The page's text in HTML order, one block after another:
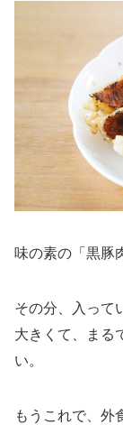
味の素の「黒豚
その分、入って
大きくて、まる
い。
もうこれで、外